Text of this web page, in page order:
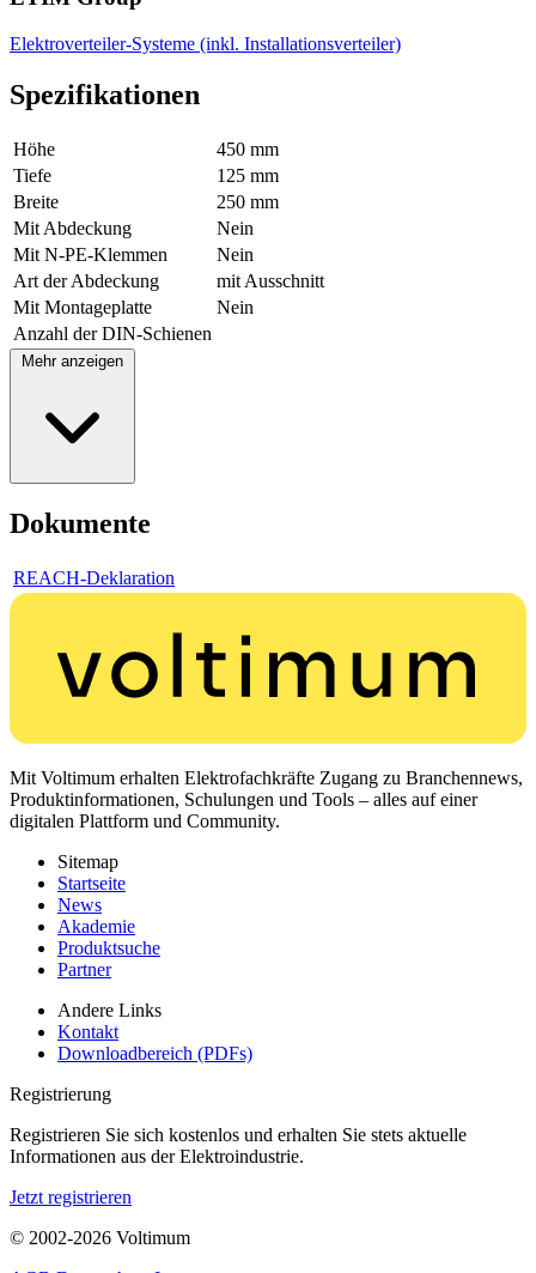
Elektroverteiler-Systeme (inkl. Installationsverteiler)
Spezifikationen
Höhe
450 mm
Tiefe
125 mm
Breite
250 mm
Mit Abdeckung
Nein
Mit N-PE-Klemmen
Nein
Art der Abdeckung
mit Ausschnitt
Mit Montageplatte
Nein
Anzahl der DIN-Schienen
Mehr anzeigen
Dokumente
REACH-Deklaration
Mit Voltimum erhalten Elektrofachkräfte Zugang zu Branchennews,
Produktinformationen, Schulungen und Tools – alles auf einer
digitalen Plattform und Community.
Sitemap
Startseite
News
Akademie
Produktsuche
Partner
Andere Links
Kontakt
Downloadbereich (PDFs)
Registrierung
Registrieren Sie sich kostenlos und erhalten Sie stets aktuelle
Informationen aus der Elektroindustrie.
Jetzt registrieren
© 2002-2026 Voltimum